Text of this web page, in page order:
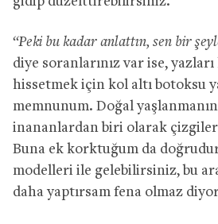
“Peki bu kadar anlattın, sen bir
diye soranlarınız var ise,
hissetmek için kol altı botoksu
memnunum. Doğal
inananlardan biri olarak
Buna ek korktuğum da
modelleri ile gelebilirsiniz, bu
daha yaptırsam fena olmaz